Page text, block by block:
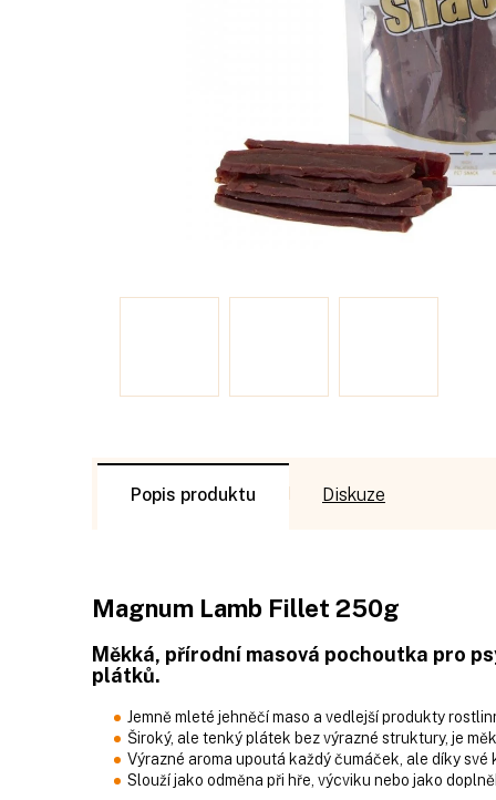
Popis Diskuze
Magnum Lamb Fillet 250g
Měkká, přírodní masová pochoutka pro
plátků.
Jemně mleté jehněčí maso a vedlejší produkty
Široký, ale tenký plátek bez výrazné struktury, je
Výrazné aroma upoutá každý čumáček, ale díky
Slouží jako odměna při hře, výcviku nebo jako